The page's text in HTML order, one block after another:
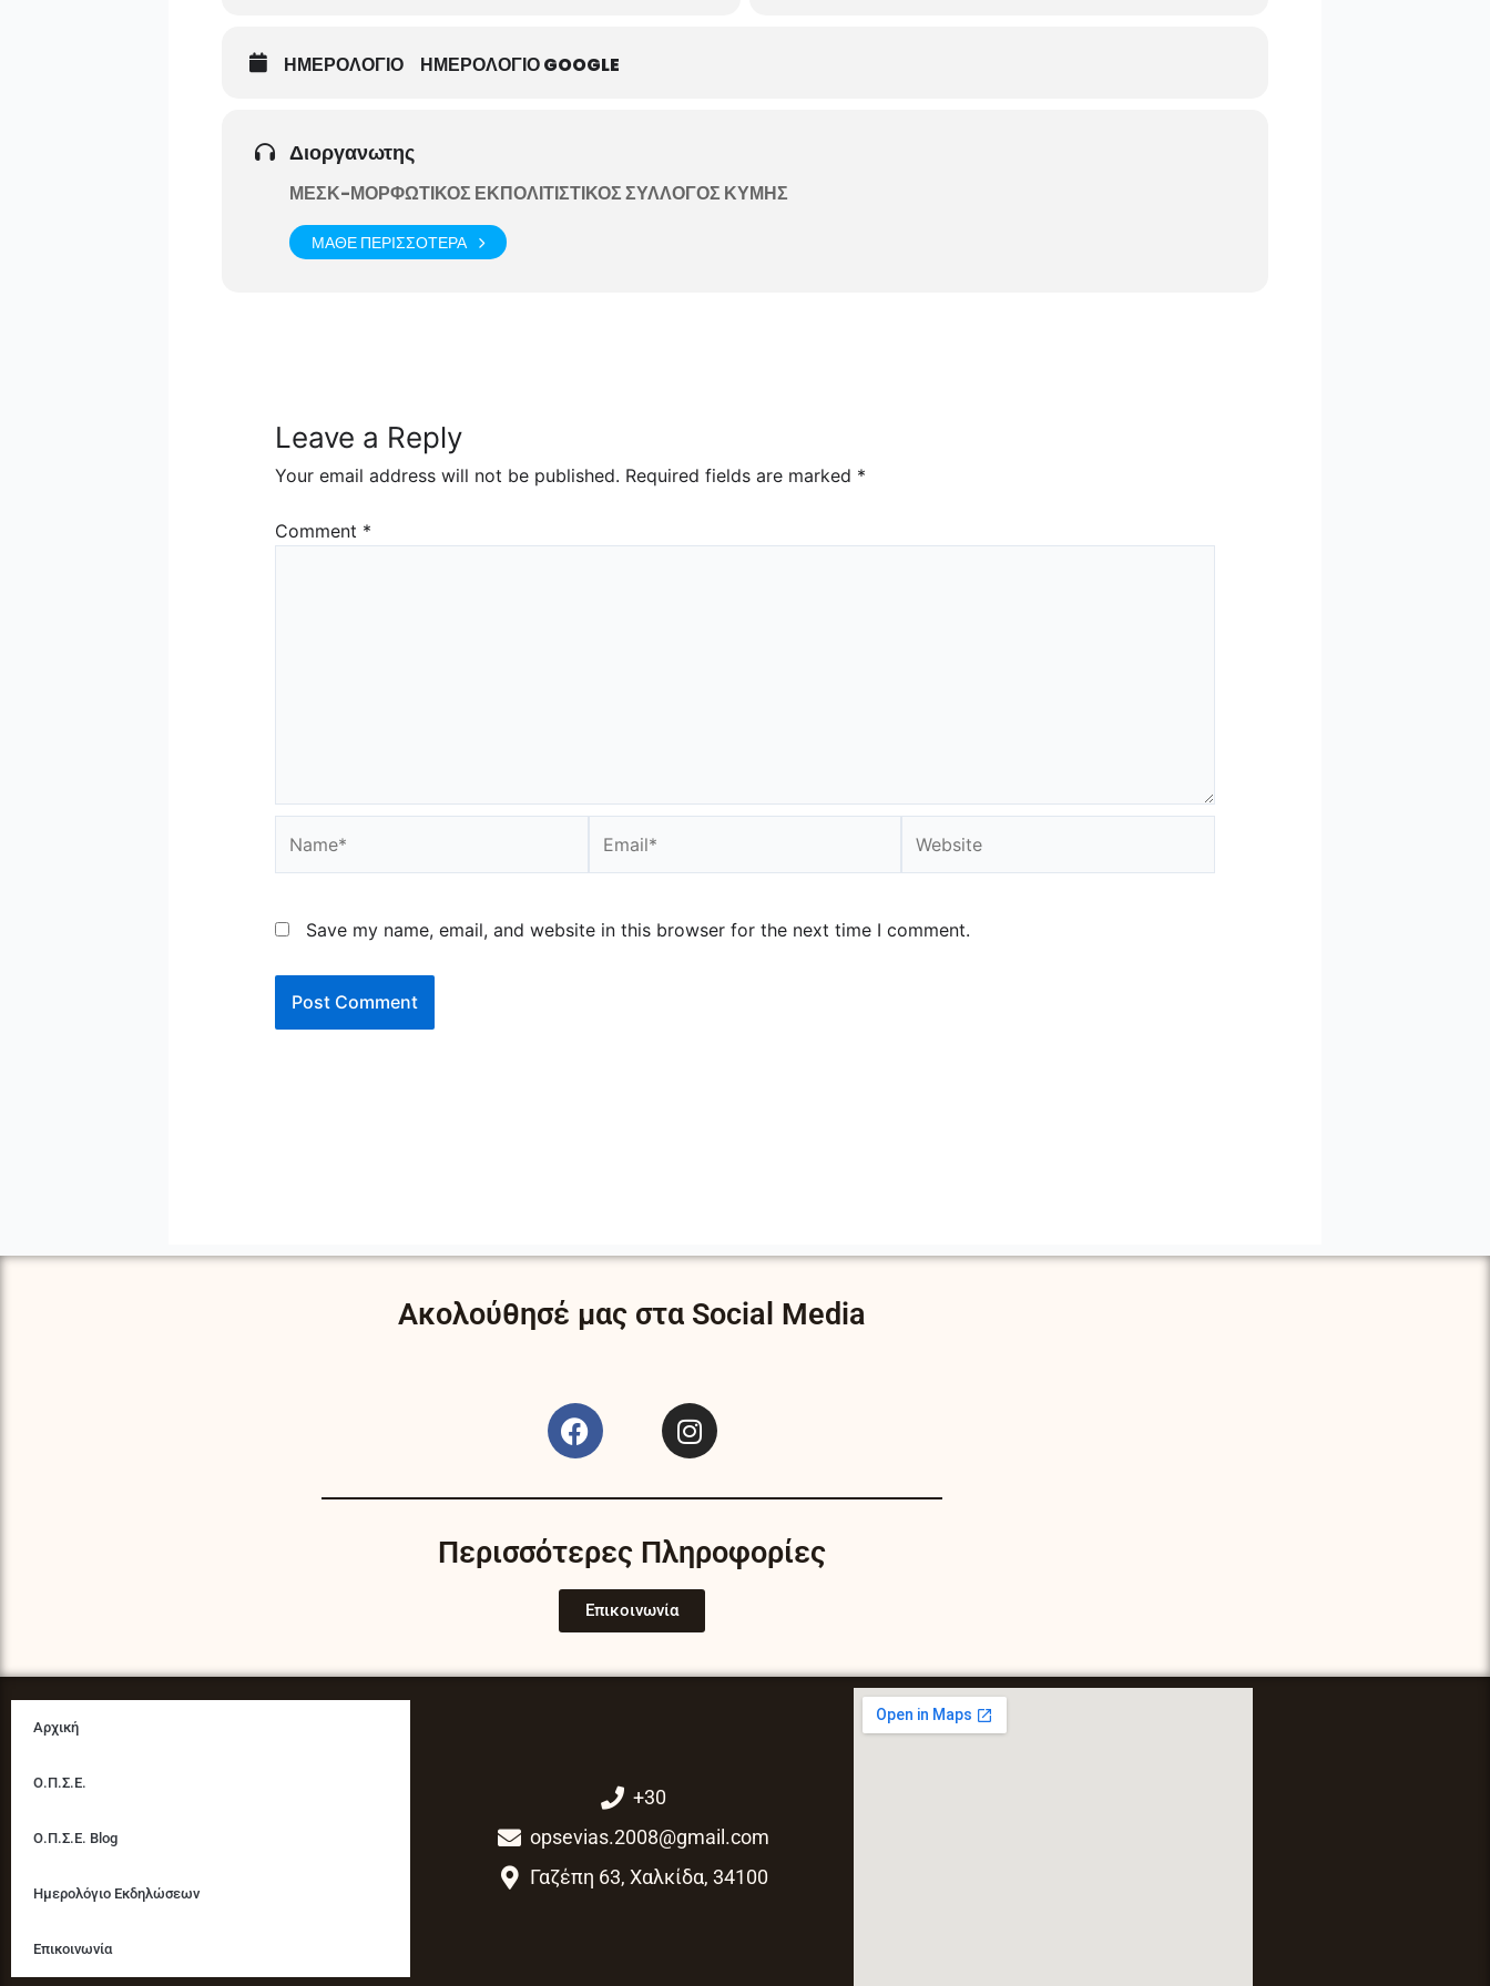
ΗΜΕΡΟΛΟΓΙΟ ΗΜΕΡΟΛΟΓΙΟ GOOGLE
Διοργανωτης
ΜΕΣΚ-ΜΟΡΦΩΤΙΚΟΣ ΕΚΠΟΛΙΤΙΣΤΙΚΟΣ ΣΥΛΛΟΓΟΣ ΚΥΜΗΣ
ΜΑΘΕ ΠΕΡΙΣΣΟΤΕΡΑ
Leave a Reply
Your email address will not be published. Required fields are marked *
Comment *
Save my name, email, and website in this browser for the next time I comment.
Ακολούθησέ μας στα Social Media
F
a
e
o
o
k
I
n
t
g
r
m
Περισσότερες Πληροφορίες
Επικοινωνία
Αρχική
Ο.Π.Σ.Ε.
Ο.Π.Σ.Ε. Blog
Ημερολόγιο Εκδηλώσεων
Επικοινωνία
+30
opsevias.2008@gmail.com
Γαζέπη 63, Χαλκίδα, 34100